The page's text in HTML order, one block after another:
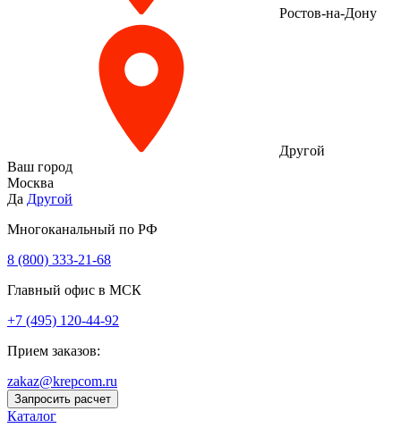
Ростов-на-Дону
Другой
Ваш город
Москва
Да Другой
Многоканальный по РФ
8 (800) 333‑21-68
Главный офис в МСК
+7 (495) 120-44-92
Прием заказов:
zakaz@krepcom.ru
Запросить расчет
Каталог